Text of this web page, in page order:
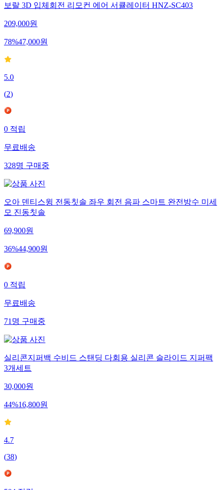
보랄 3D 입체회전 리모컨 에어 서큘레이터 HNZ-SC403
209,000원
78%47,000원
5.0
(2)
0적립
무료배송
328명구매중
오아 덴티스윙 전동칫솔 좌우 회전 음파 스마트 완전방수 미세
모 진동칫솔
69,900원
36%44,900원
0적립
무료배송
71명구매중
실리콘지퍼백 수비드 스탠딩 다회용 실리콘 슬라이드 지퍼팩
3개세트
30,000원
44%16,800원
4.7
(38)